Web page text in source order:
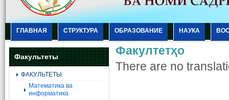
ГЛАВНАЯ СТРУКТУРА ОБРАЗОВАНИЕ НАУКА
Факультеты
ФАКУЛЬТЕТЫ
Mатематика ва
информатика
Факултетҳо
There are no